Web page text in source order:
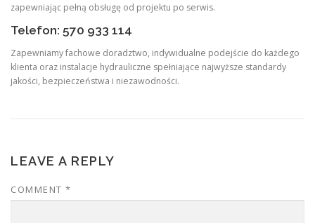
zapewniając pełną obsługę od projektu po serwis.
Telefon: 570 933 114
Zapewniamy fachowe doradztwo, indywidualne podejście do każdego
klienta oraz instalacje hydrauliczne spełniające najwyższe standardy
jakości, bezpieczeństwa i niezawodności.
LEAVE A REPLY
COMMENT *